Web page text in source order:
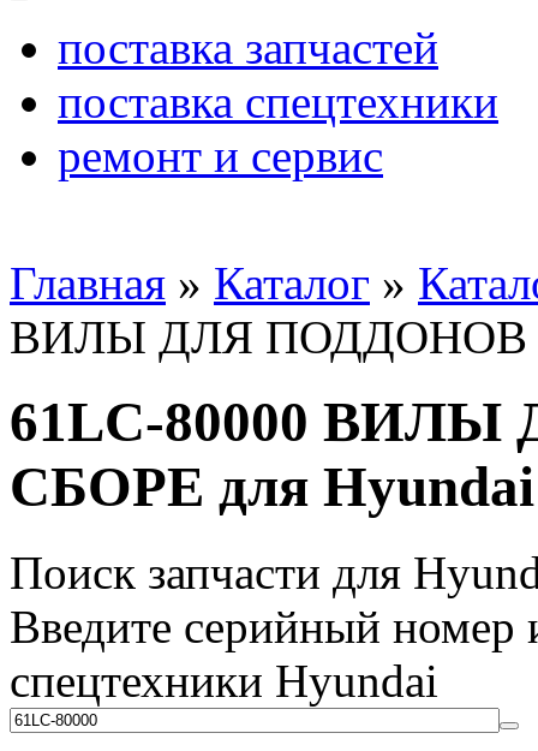
поставка запчастей
поставка спецтехники
ремонт и сервис
Главная » Каталог »
ВИЛЫ ДЛЯ ПОДДОНОВ
61LC-80000
СБОРЕ для Hyundai
Поиск запчасти для
Введите серийный номер
спецтехники Hyundai